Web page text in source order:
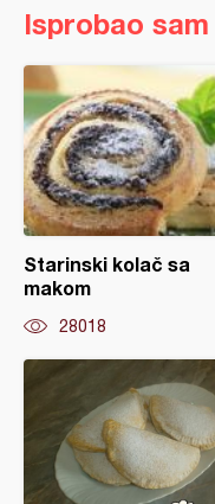
Isprobao sam
Starinski kolač sa
makom
28018